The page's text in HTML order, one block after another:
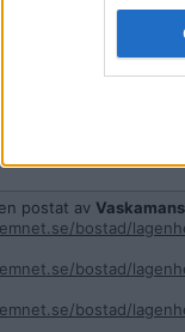
mån. Måste jag
2025-04-26 kl. 09:54.
postat av
bostad/
bostad/
bostad/